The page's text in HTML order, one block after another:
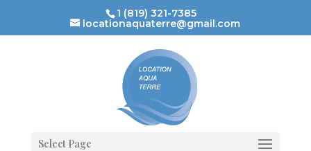
1 (819) 321-7385
locationaquaterre@gmail.com
Select Page